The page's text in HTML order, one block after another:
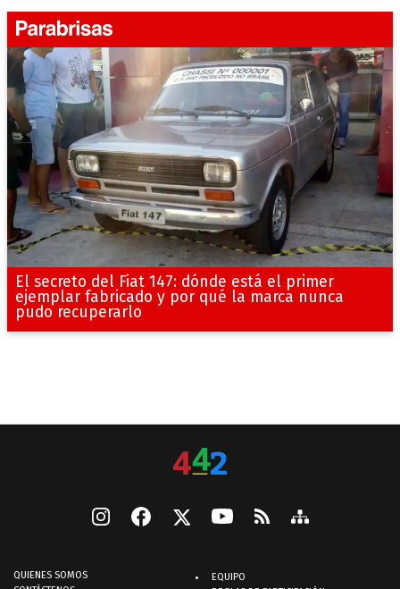
El secreto del Fiat 147: dónde está el primer
ejemplar fabricado y por qué la marca nunca
pudo recuperarlo
QUIENES SOMOS
EQUIPO